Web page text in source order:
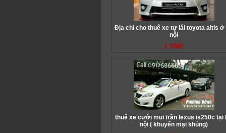
Địa chỉ cho thuê xe tự lái toyota altis ở
nội
1 VNĐ
thuê xe cưới mui trần lexus is250c tại
nội ( khuyến mại khủng)